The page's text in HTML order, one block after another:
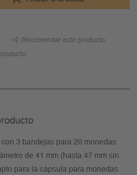
Recomendar este producto
3 bandejas para 20 monedas
de 41 mm (hasta 47 mm sin
para la cápsula para monedas